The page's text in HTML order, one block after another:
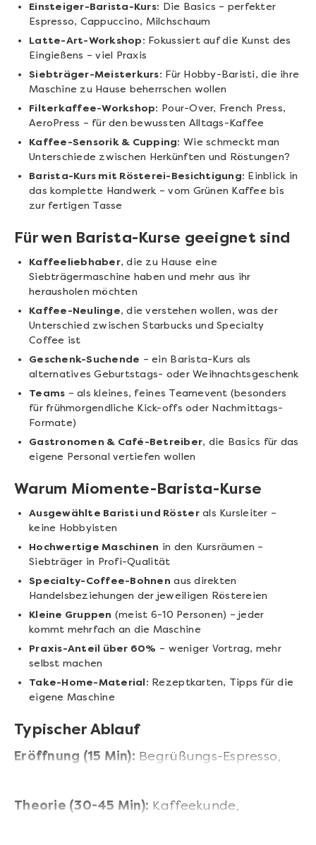
Einsteiger-Barista-Kurs: Die Basics – perfekter
Espresso, Cappuccino, Milchschaum
Latte-Art-Workshop: Fokussiert auf die Kunst des
Eingießens – viel Praxis
Siebträger-Meisterkurs: Für Hobby-Baristi, die ihre
Maschine zu Hause beherrschen wollen
Filterkaffee-Workshop: Pour-Over, French Press,
AeroPress – für den bewussten Alltags-Kaffee
Kaffee-Sensorik & Cupping: Wie schmeckt man
Unterschiede zwischen Herkünften und Röstungen?
Barista-Kurs mit Rösterei-Besichtigung: Einblick in
das komplette Handwerk – vom Grünen Kaffee bis
zur fertigen Tasse
Für wen Barista-Kurse geeignet sind
Kaffeeliebhaber, die zu Hause eine
Siebträgermaschine haben und mehr aus ihr
herausholen möchten
Kaffee-Neulinge, die verstehen wollen, was der
Unterschied zwischen Starbucks und Specialty
Coffee ist
Geschenk-Suchende – ein Barista-Kurs als
alternatives Geburtstags- oder Weihnachtsgeschenk
Teams – als kleines, feines Teamevent (besonders
für frühmorgendliche Kick-offs oder Nachmittags-
Formate)
Gastronomen & Café-Betreiber, die Basics für das
eigene Personal vertiefen wollen
Warum Miomente-Barista-Kurse
Ausgewählte Baristi und Rösterals Kursleiter –
keine Hobbyisten
Hochwertige Maschinen in den Kursräumen –
Siebträger in Profi-Qualität
Specialty-Coffee-Bohnen aus direkten
Handelsbeziehungen der jeweiligen Röstereien
Kleine Gruppen (meist 6-10 Personen) – jeder
kommt mehrfach an die Maschine
Praxis-Anteil über 60% – weniger Vortrag, mehr
selbst machen
Take-Home-Material: Rezeptkarten, Tipps für die
eigene Maschine
Typischer Ablauf
Eröffnung (15 Min): Begrüßungs-Espresso,
Theorie (30-45 Min): Kaffeekunde,